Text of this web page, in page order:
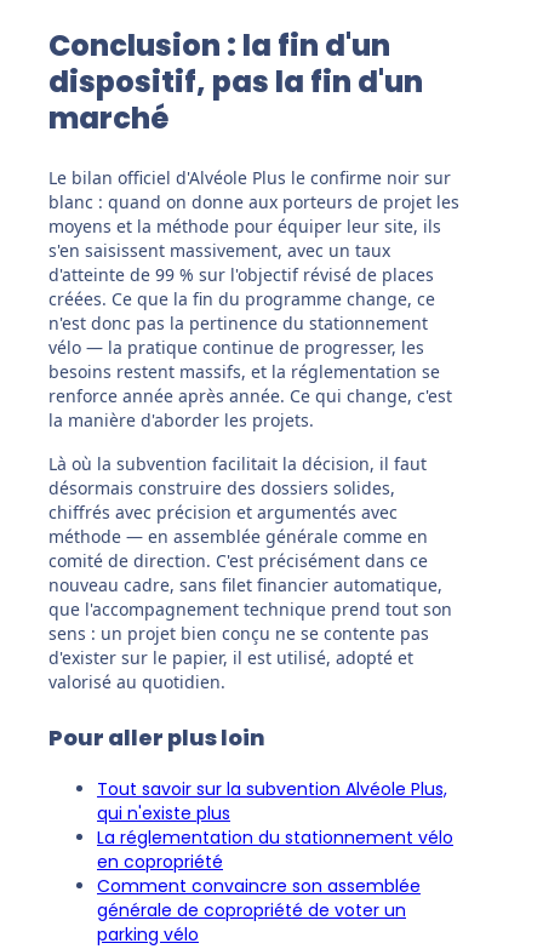
Conclusion : la fin d'un
dispositif, pas la fin d'un
marché
Le bilan officiel d'Alvéole Plus le confirme noir sur
blanc : quand on donne aux porteurs de projet les
moyens et la méthode pour équiper leur site, ils
s'en saisissent massivement, avec un taux
d'atteinte de 99 % sur l'objectif révisé de places
créées. Ce que la fin du programme change, ce
n'est donc pas la pertinence du stationnement
vélo — la pratique continue de progresser, les
besoins restent massifs, et la réglementation se
renforce année après année. Ce qui change, c'est
la manière d'aborder les projets.
Là où la subvention facilitait la décision, il faut
désormais construire des dossiers solides,
chiffrés avec précision et argumentés avec
méthode — en assemblée générale comme en
comité de direction. C'est précisément dans ce
nouveau cadre, sans filet financier automatique,
que l'accompagnement technique prend tout son
sens : un projet bien conçu ne se contente pas
d'exister sur le papier, il est utilisé, adopté et
valorisé au quotidien.
Pour aller plus loin
Tout savoir sur la subvention Alvéole Plus,
qui n'existe plus
La réglementation du stationnement vélo
en copropriété
Comment convaincre son assemblée
générale de copropriété de voter un
parking vélo